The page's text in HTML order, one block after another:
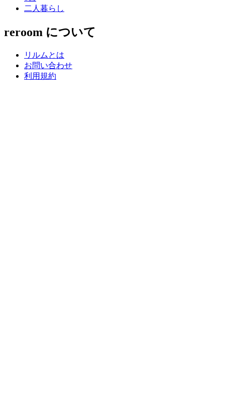
二人暮らし
reroom について
リルムとは
お問い合わせ
利用規約